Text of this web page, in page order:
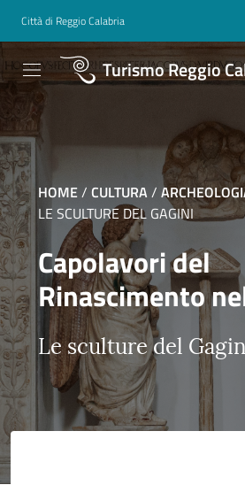
Città di Reggio Calabria
Turismo Reggio
HOME/ CULTURA/
LE SCULTURE DEL GAGINI
Capolavori del
Rinascimento
Le sculture del